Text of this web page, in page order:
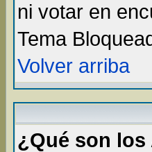
ni votar en
Tema
Volver arriba
¿Qué son